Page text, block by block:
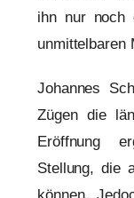
ihn nur noch
unmittelbaren
Johannes
Zügen die
Eröffnung
Stellung, die